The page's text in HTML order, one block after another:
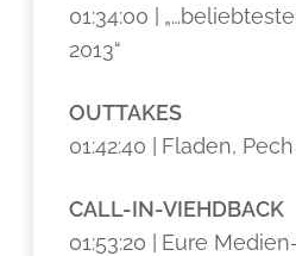
01:34:00 |
2013“
OUTTAKES
01:42:40 |
Fladen,
CALL-IN-VIEHDBACK
01:53:20 |
Eure